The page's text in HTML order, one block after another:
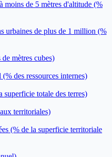
moins de 5 mètres d'altitude (%
urbaines de plus de 1 million (%
mètres cubes)
des ressources internes)
superficie totale des terres)
territoriales)
(% de la superficie territoriale